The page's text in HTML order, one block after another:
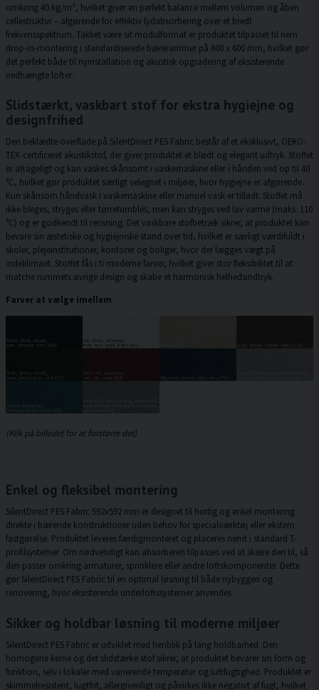
omkring 40 kg/m³, hvilket giver en perfekt balance mellem volumen og åben
cellestruktur – afgørende for effektiv lydabsorbering over et bredt
frekvensspektrum. Takket være sit modulformat er produktet tilpasset til nem
drop-in-montering i standardiserede bærerammer på 600 x 600 mm, hvilket gør
det perfekt både til nyinstallation og akustisk opgradering af eksisterende
nedhængte lofter.
Slidstærkt, vaskbart stof for ekstra hygiejne og
designfrihed
Den beklædte overflade på SilentDirect PES Fabric består af et eksklusivt, OEKO-
TEX-certificeret akustikstof, der giver produktet et blødt og elegant udtryk. Stoffet
er aftageligt og kan vaskes skånsomt i vaskemaskine eller i hånden ved op til 40
°C, hvilket gør produktet særligt velegnet i miljøer, hvor hygiejne er afgørende.
Kun skånsom håndvask i vaskemaskine eller manuel vask er tilladt. Stoffet må
ikke bleges, stryges eller tørretumbles, men kan stryges ved lav varme (maks. 110
°C) og er godkendt til rensning. Det vaskbare stofbetræk sikrer, at produktet kan
bevare sin æstetiske og hygiejniske stand over tid, hvilket er særligt værdifuldt i
skoler, plejeinstitutioner, kontorer og boliger, hvor der lægges vægt på
indeklimaet. Stoffet fås i ti moderne farver, hvilket giver stor fleksibilitet til at
matche rummets øvrige design og skabe et harmonisk helhedsindtryk.
Farver at vælge imellem
(Klik på billedet for at forstørre det)
Enkel og fleksibel montering
SilentDirect PES Fabric 592x592 mm er designet til hurtig og enkel montering
direkte i bærende konstruktioner uden behov for specialværktøj eller ekstern
fastgørelse. Produktet leveres færdigmonteret og placeres nemt i standard T-
profilsystemer. Om nødvendigt kan absorberen tilpasses ved at skære den til, så
den passer omkring armaturer, sprinklere eller andre loftskomponenter. Dette
gør SilentDirect PES Fabric til en optimal løsning til både nybyggeri og
renovering, hvor eksisterende underloftssystemer anvendes.
Sikker og holdbar løsning til moderne miljøer
SilentDirect PES Fabric er udviklet med henblik på lang holdbarhed. Den
homogene kerne og det slidstærke stof sikrer, at produktet bevarer sin form og
funktion, selv i lokaler med varierende temperatur og luftfugtighed. Produktet er
skimmelresistent, lugtfrit, allergivenligt og påvirkes ikke negativt af fugt, hvilket